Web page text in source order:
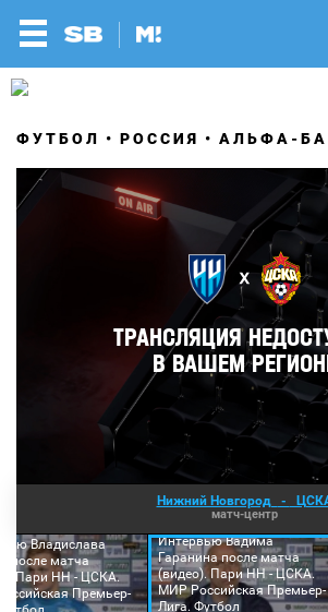
ФУТБОЛ РОССИЯ АЛЬФА-
Нижний Новгород -
матч-центр
Владислава
после матча
Пари НН - ЦСКА.
Премьер-
Интервью Вадима
Гаранина после матча
(видео). Пари НН - ЦСКА.
МИР Российская Премьер-
Лига. Футбол